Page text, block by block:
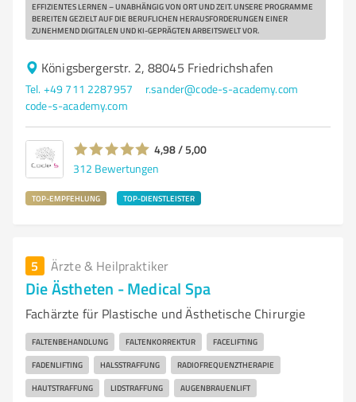
EFFIZIENTES LERNEN – UNABHÄNGIG VON ORT UND ZEIT. UNSERE PROGRAMME
BEREITEN GEZIELT AUF DIE BERUFLICHEN HERAUSFORDERUNGEN EINER
ZUNEHMEND DIGITALEN UND KI-GEPRÄGTEN ARBEITSWELT VOR.
Königsbergerstr. 2, 88045 Friedrichshafen
Tel. +49 711 2287957
r.sander@code-s-academy.com
code-s-academy.com
4,98 / 5,00
312 Bewertungen
TOP-EMPFEHLUNG TOP-DIENSTLEISTER
5 Ärzte & Heilpraktiker
Die Ästheten - Medical Spa
Fachärzte für Plastische und Ästhetische Chirurgie
FALTENBEHANDLUNG FALTENKORREKTUR FACELIFTING
FADENLIFTING HALSSTRAFFUNG RADIOFREQUENZTHERAPIE
HAUTSTRAFFUNG LIDSTRAFFUNG AUGENBRAUENLIFT